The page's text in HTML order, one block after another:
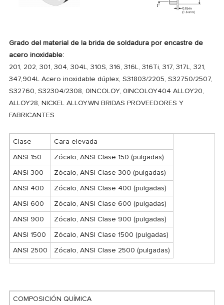
Grado del material de la brida de soldadura por encastre de
acero inoxidable:
201, 202, 301, 304, 304L, 310S, 316, 316L, 316Ti, 317, 317L, 321,
347,904L Acero inoxidable dúplex, S31803/2205, S32750/2507,
S32760, S32304/2308, 0INCOLOY, 0INCOLOY404 ALLOY20,
ALLOY28, NICKEL ALLOY.WN BRIDAS PROVEEDORES Y
FABRICANTES
Clase Cara elevada
ANSI 150 Zócalo, ANSI Clase 150 (pulgadas)
ANSI 300 Zócalo, ANSI Clase 300 (pulgadas)
ANSI 400 Zócalo, ANSI Clase 400 (pulgadas)
ANSI 600 Zócalo, ANSI Clase 600 (pulgadas)
ANSI 900 Zócalo, ANSI Clase 900 (pulgadas)
ANSI 1500 Zócalo, ANSI Clase 1500 (pulgadas)
ANSI 2500 Zócalo, ANSI Clase 2500 (pulgadas)
COMPOSICIÓN QUÍMICA